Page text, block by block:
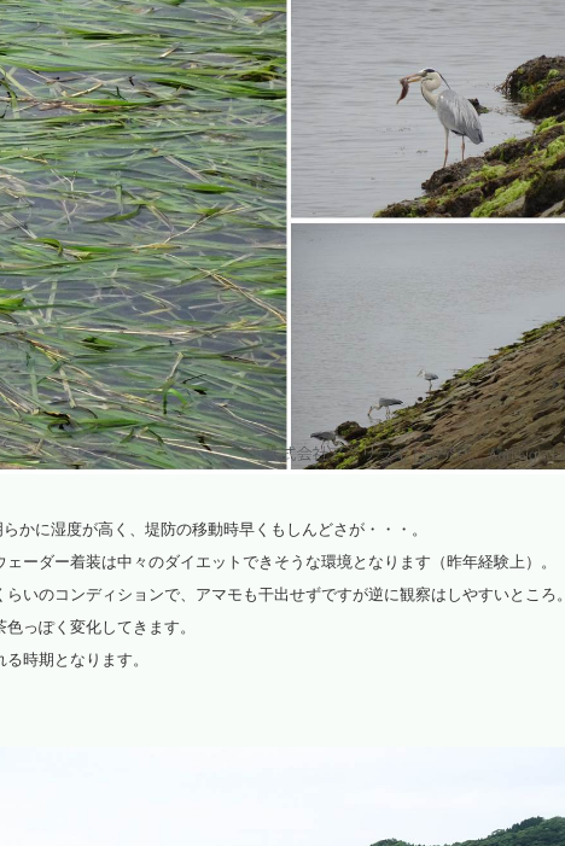
かに湿度が高く、堤防の移動時早くもしんどさが・・・。
ーダー着装は中々のダイエットできそうな環境となります（昨年経験上）。
いのコンディションで、アマモも干出せずですが逆に観察はしやすいところ。
っぽく変化してきます。
時期となります。